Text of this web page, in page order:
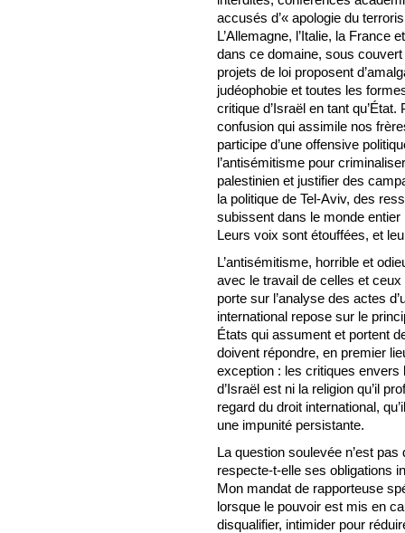
accusés d’« apologie du
L’Allemagne, l’Italie, la
dans ce domaine, sous
projets de loi proposent
judéophobie et toutes les
critique d’Israël en tant
confusion qui assimile nos
participe d’une offensive
l’antisémitisme pour
palestinien et justifier des
la politique de Tel-Aviv, des
subissent dans le monde
Leurs voix sont étouffées, et
L’antisémitisme, horrible et
avec le travail de celles et
porte sur l’analyse des actes
international repose sur le
États qui assument et portent
doivent répondre, en premier
exception : les critiques envers
d’Israël est ni la religion qu’il
regard du droit international,
une impunité persistante.
La question soulevée n’est
respecte-t-elle ses obligations
Mon mandat de rapporteuse
lorsque le pouvoir est mis en
disqualifier, intimider pour